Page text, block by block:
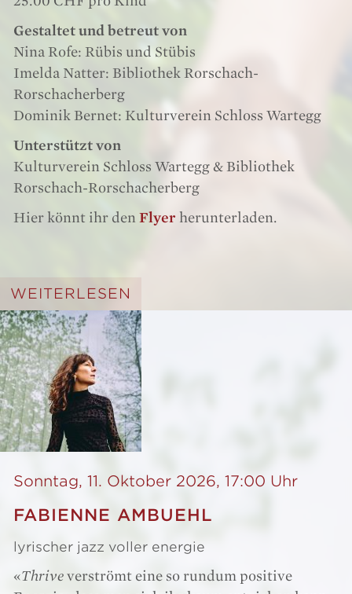
Gestaltet und betreut von
Nina Rofe: Rübis und Stübis
Imelda Natter: Bibliothek Rorschach-
Rorschacherberg
Dominik Bernet: Kulturverein Schloss Wartegg
Unterstützt von
Kulturverein Schloss Wartegg & Bibliothek
Rorschach-Rorschacherberg
Hier könnt ihr den Flyer herunterladen.
WEITERLESEN
Sonntag, 11. Oktober 2026, 17:00 Uhr
FABIENNE AMBUEHL
lyrischer jazz voller energie
«Thrive verströmt eine so rundum positive